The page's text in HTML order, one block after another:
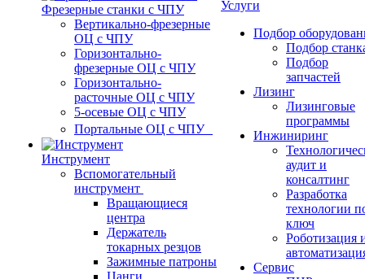
Фрезерные станки с ЧПУ
Вертикально-фрезерные
ОЦ с ЧПУ
Горизонтально-
фрезерные ОЦ с ЧПУ
Горизонтально-
расточные ОЦ с ЧПУ
5-осевые ОЦ с ЧПУ
Портальные ОЦ с ЧПУ
Инструмент
Вспомогательный
инструмент
Вращающиеся
центра
Держатель
токарных резцов
Зажимные патроны
Цанги
Услуги
Подбор
Подбор
Подбор
запчастей
Лизинг
Лизинговые
программы
Инжиниринг
аудит и
консалтинг
Разработка
технологии
ключ
Роботизация
Сервис